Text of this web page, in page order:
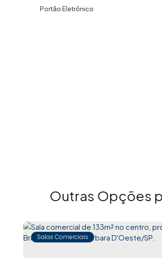
Portão Eletrônico
Outras Opções
Salas Comerciais